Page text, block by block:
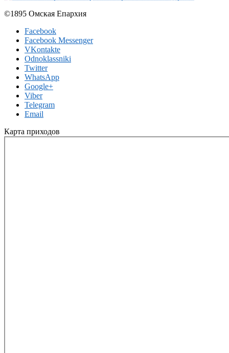
©1895 Омская Епархия
Facebook
Facebook Messenger
VKontakte
Odnoklassniki
Twitter
WhatsApp
Google+
Viber
Telegram
Email
Карта приходов